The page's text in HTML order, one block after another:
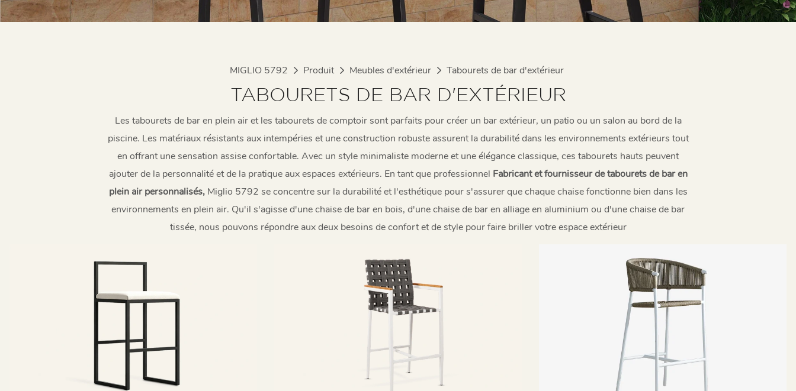
MIGLIO 5792 Produit Meubles d'extérieur Tabourets de bar d'extérieur
TABOURETS DE BAR D'EXTÉRIEUR
Les tabourets de bar en plein air et les tabourets de comptoir sont parfaits pour créer un bar extérieur, un patio ou un salon au bord de la
piscine. Les matériaux résistants aux intempéries et une construction robuste assurent la durabilité dans les environnements extérieurs tout
en offrant une sensation assise confortable. Avec un style minimaliste moderne et une élégance classique, ces tabourets hauts peuvent
ajouter de la personnalité et de la pratique aux espaces extérieurs. En tant que professionnel Fabricant et fournisseur de tabourets de bar en
plein air personnalisés, Miglio 5792 se concentre sur la durabilité et l'esthétique pour s'assurer que chaque chaise fonctionne bien dans les
environnements en plein air. Qu'il s'agisse d'une chaise de bar en bois, d'une chaise de bar en alliage en aluminium ou d'une chaise de bar
tissée, nous pouvons répondre aux deux besoins de confort et de style pour faire briller votre espace extérieur